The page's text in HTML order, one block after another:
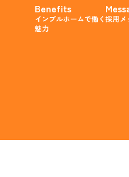
Benefits
インプルホームで働く
魅力
採用メ